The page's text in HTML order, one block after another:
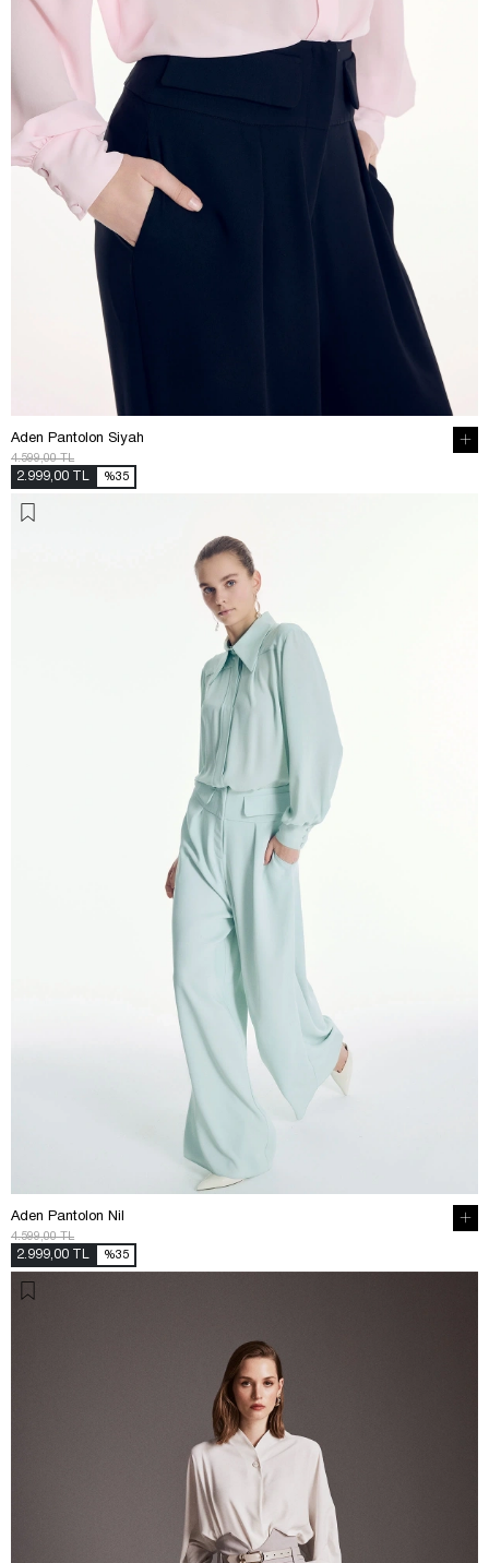
Aden Pantolon Siyah
4.599,00 TL
2.999,00 TL %35
Aden Pantolon Nil
4.599,00 TL
2.999,00 TL %35